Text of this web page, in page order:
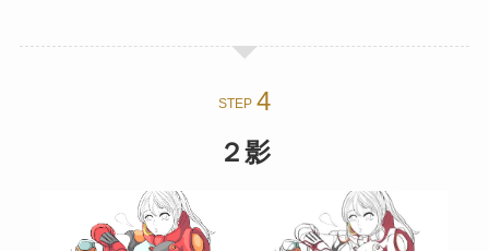
STEP
２影